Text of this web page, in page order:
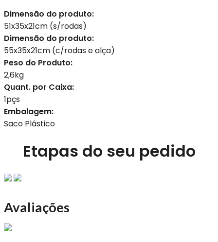
Dimensão do produto:
51x35x21cm (s/rodas)
Dimensão do produto:
55x35x21cm (c/rodas e alça)
Peso do Produto:
2,6kg
Quant. por Caixa:
1pçs
Embalagem:
Saco Plástico
Etapas do seu pedido
Avaliações